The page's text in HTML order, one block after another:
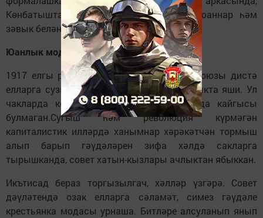
Көнбатышта совет хатын-кызлары бик юаннар һәм
зәвык белән киенә белмиләр дип саналган.
Юанлык модасы
1917 елгы революциядән соң Советлар Союзы дистә
елларга сузылган җимереклектә һәм ачлыкта яши. Ул
чакларда кешеләрдә матурлык һәм мода кайгысы
булмаган.Сугыш һәм революция күрмәгән
капиталистик илләрдә ханымнар хәрәкәтчән тормыш
алып барып гәүдәләрен зифа хәлдә сакларга
тырышканда, совет хатын-кызлары ачлыктан ябыккан.
Икътисад бераз торгызылгач, хәлләр үзгәрә. Совет
дәүләтендә озак елларга сәламәт, симез гәүдәле
крестьянка модасы урнаша. Битләре алсуланып янып